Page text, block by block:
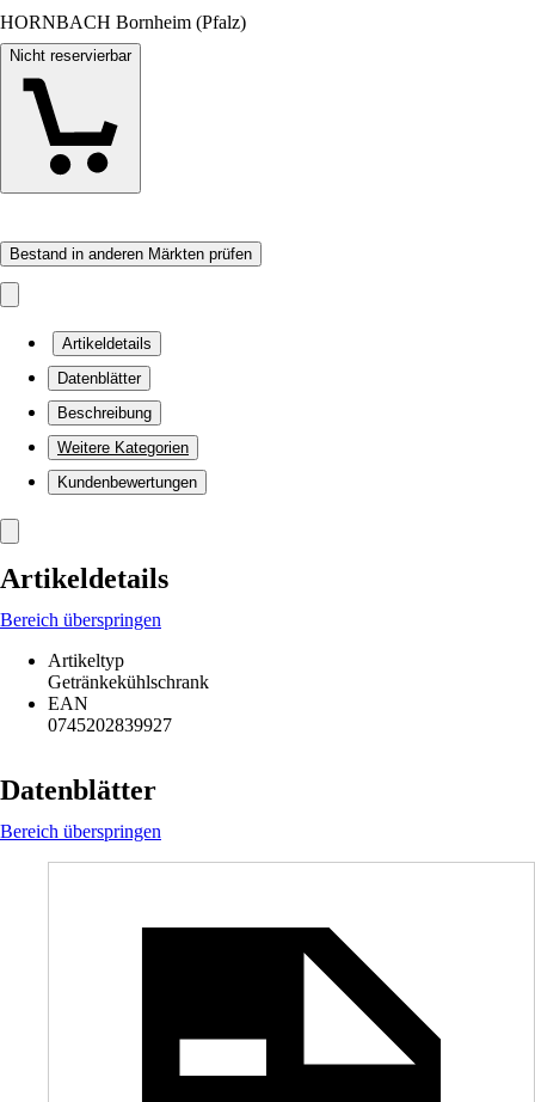
HORNBACH Bornheim (Pfalz)
Nicht reservierbar
Bestand in anderen Märkten prüfen
Artikeldetails
Datenblätter
Beschreibung
Weitere Kategorien
Kundenbewertungen
Artikeldetails
Bereich überspringen
Artikeltyp
Getränkekühlschrank
EAN
0745202839927
Datenblätter
Bereich überspringen